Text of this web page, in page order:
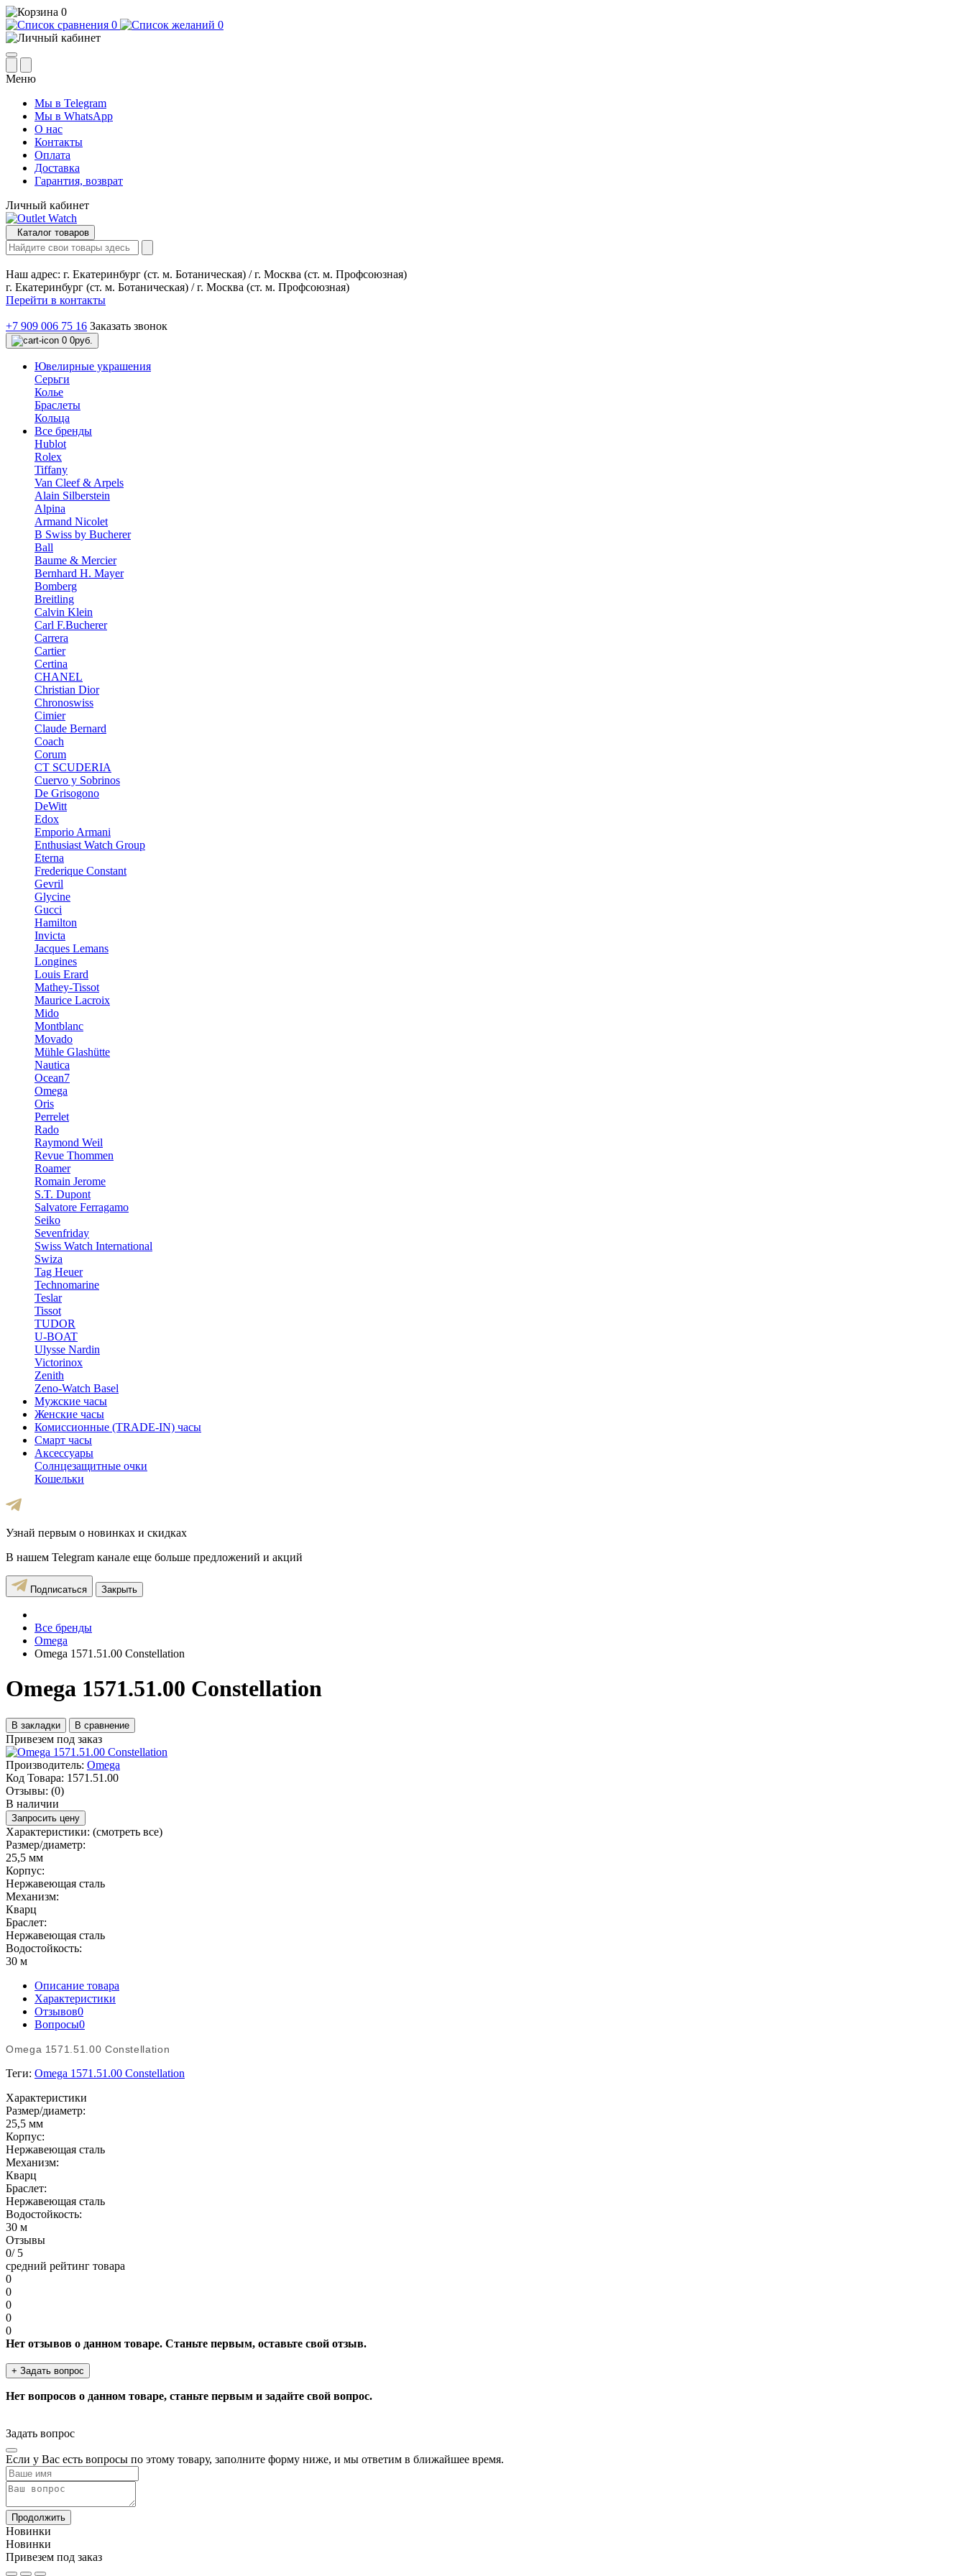
0
0
0
Меню
Мы в Telegram
Мы в WhatsApp
О нас
Контакты
Оплата
Доставка
Гарантия, возврат
Личный кабинет
Каталог товаров
Наш адрес: г. Екатеринбург (ст. м. Ботаническая) / г. Москва (ст. м. Профсоюзная)
г. Екатеринбург (ст. м. Ботаническая) / г. Москва (ст. м. Профсоюзная)
Перейти в контакты
+7 909 006 75 16 Заказать звонок
0 0руб.
Ювелирные украшения
Серьги
Колье
Браслеты
Кольца
Все бренды
Hublot
Rolex
Tiffany
Van Cleef & Arpels
Alain Silberstein
Alpina
Armand Nicolet
B Swiss by Bucherer
Ball
Baume & Mercier
Bernhard H. Mayer
Bomberg
Breitling
Calvin Klein
Carl F.Bucherer
Carrera
Cartier
Certina
CHANEL
Christian Dior
Chronoswiss
Cimier
Claude Bernard
Coach
Corum
CT SCUDERIA
Cuervo y Sobrinos
De Grisogono
DeWitt
Edox
Emporio Armani
Enthusiast Watch Group
Eterna
Frederique Constant
Gevril
Glycine
Gucci
Hamilton
Invicta
Jacques Lemans
Longines
Louis Erard
Mathey-Tissot
Maurice Lacroix
Mido
Montblanc
Movado
Mühle Glashütte
Nautica
Ocean7
Omega
Oris
Perrelet
Rado
Raymond Weil
Revue Thommen
Roamer
Romain Jerome
S.T. Dupont
Salvatore Ferragamo
Seiko
Sevenfriday
Swiss Watch International
Swiza
Tag Heuer
Technomarine
Teslar
Tissot
TUDOR
U-BOAT
Ulysse Nardin
Victorinox
Zenith
Zeno-Watch Basel
Мужские часы
Женские часы
Комиссионные (TRADE-IN) часы
Смарт часы
Аксессуары
Солнцезащитные очки
Кошельки
Узнай первым о новинках и скидках
В нашем Telegram канале еще больше предложений и акций
Подписаться Закрыть
Все бренды
Omega
Omega 1571.51.00 Constellation
Omega 1571.51.00 Constellation
В закладки В сравнение
Привезем под заказ
Производитель: Omega
Код Товара: 1571.51.00
Отзывы: (0)
В наличии
Запросить цену
Характеристики: (смотреть все)
Размер/диаметр:
25,5 мм
Корпус:
Нержавеющая сталь
Механизм:
Кварц
Браслет:
Нержавеющая сталь
Водостойкость:
30 м
Описание товара
Характеристики
Отзывов0
Вопросы0
Omega 1571.51.00 Constellation
Теги: Omega 1571.51.00 Constellation
Характеристики
Размер/диаметр:
25,5 мм
Корпус:
Нержавеющая сталь
Механизм:
Кварц
Браслет:
Нержавеющая сталь
Водостойкость:
30 м
Отзывы
0/ 5
средний рейтинг товара
0
0
0
0
0
Нет отзывов о данном товаре. Станьте первым, оставьте свой отзыв.
+ Задать вопрос
Нет вопросов о данном товаре, станьте первым и задайте свой вопрос.
Задать вопрос
Если у Вас есть вопросы по этому товару, заполните форму ниже, и мы ответим в ближайшее время.
Продолжить
Новинки
Новинки
Привезем под заказ